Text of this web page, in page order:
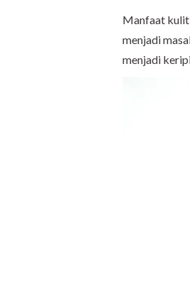
Manfaat kulit
menjadi
menjadi